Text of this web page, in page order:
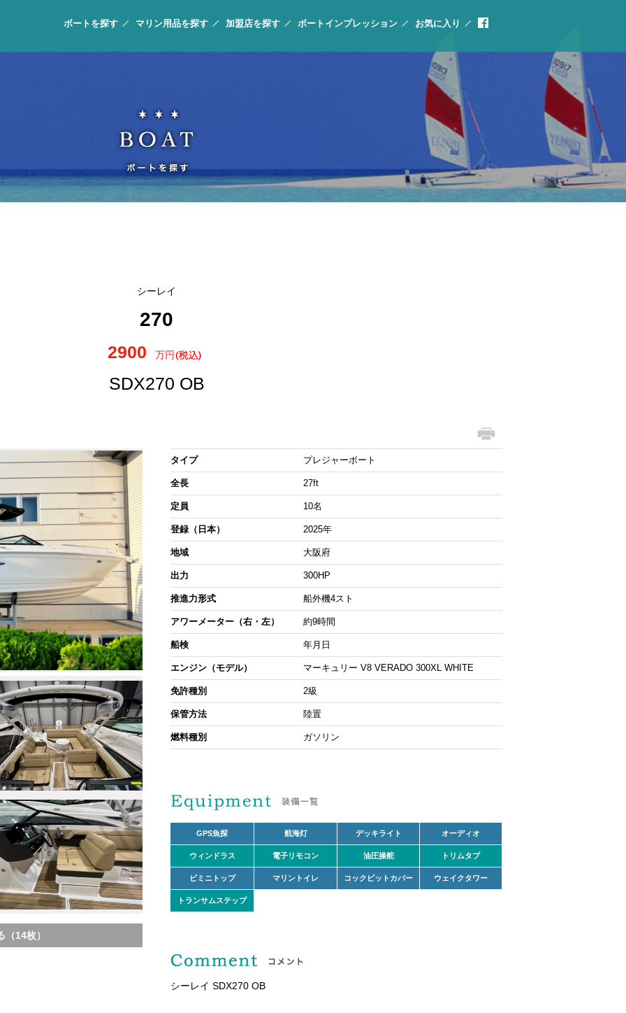
ボートを探す マリン用品を探す 加盟店を探す ボートインプレッション お気に入り
シーレイ
270
2900 万円
SDX270 OB
14枚）
タイプ プレジャーボート
全長 27ft
定員 10名
登録（日本） 2025年
地域 大阪府
出力 300HP
推進力形式 船外機4スト
アワーメーター（右・左） 約9時間
船検 年月日
エンジン（モデル） マーキュリー V8 VERADO 300XL WHITE
免許種別 2級
保管方法 陸置
燃料種別 ガソリン
GPS魚探 航海灯 デッキライト オーディオ
ウィンドラス 電子リモコン 油圧操舵 トリムタブ
ビミニトップ マリントイレ コックピットカバー ウェイクタワー
トランサムステップ
シーレイ SDX270 OB